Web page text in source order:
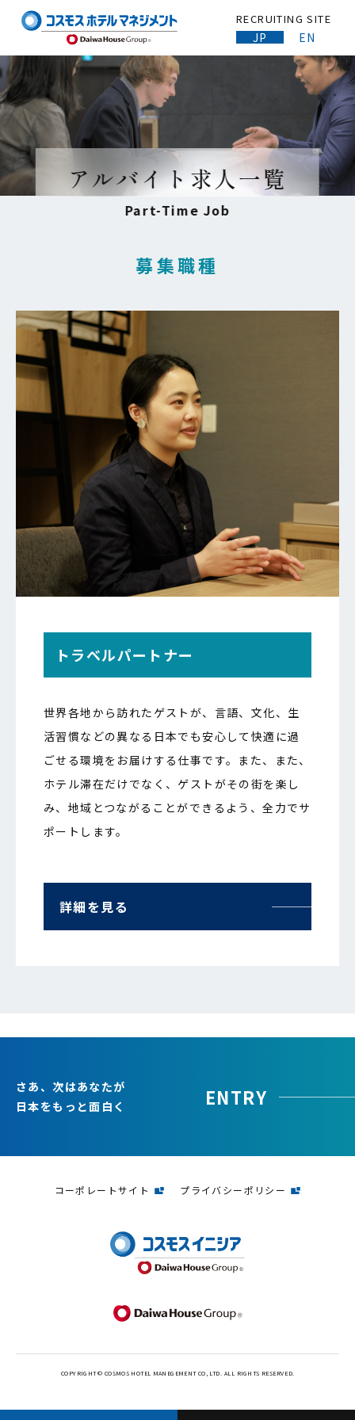
RECRUITING SITE
JP EN
アルバイト求人一覧
Part-Time Job
募集職種
トラベルパートナー
世界各地から訪れたゲストが、言語、文化、生
活習慣などの異なる日本でも安心して快適に過
ごせる環境をお届けする仕事です。また、また、
ホテル滞在だけでなく、ゲストがその街を楽し
み、地域とつながることができるよう、全力でサ
ポートします。
詳細を見る
さあ、次はあなたが
日本をもっと面白く
ENTRY
コーポレートサイト プライバシーポリシー
COPYRIGHT © COSMOS HOTEL MANEGEMENT CO, LTD. ALL RIGHTS RESERVED.